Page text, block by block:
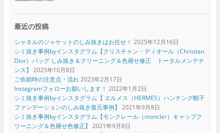
最近の投稿
シャネルのジャケットのしみ抜きはお任せ！ 2025年12月16日
シミ抜き事例byインスタグラム【クリスチャン・ディオール（Christian
Dior）バッグ しみ抜き＆クリーニング＆色褪せ修正 トータルメンテナ
ンス】 2025年10月8日
ご依頼時の注意点・流れ 2023年2月17日
Instagramフォローお願いします！ 2022年1月2日
シミ抜き事例byインスタグラム【 エルメス（HERMES）ハンチング帽子
ファンデーションのしみ抜き復元事例】 2021年9月8日
シミ抜き事例byインスタグラム【モンクレール（moncler）キャップク
リーニング＆色褪せ色修正】 2021年9月8日